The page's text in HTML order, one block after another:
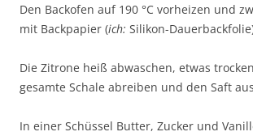
Den Backofen auf 190 °C vorheizen und
mit Backpapier (ich: Silikon-
Die Zitrone heiß abwaschen, etwas
gesamte Schale abreiben und den Saft
In einer Schüssel Butter, Zucker und